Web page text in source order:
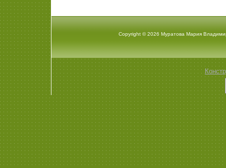
Copyright © 2026 Муратова Мария